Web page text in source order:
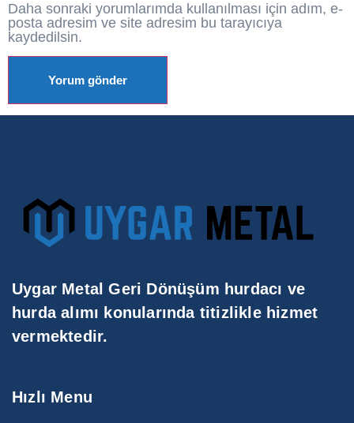
Daha sonraki yorumlarımda kullanılması için adım, e-
posta adresim ve site adresim bu tarayıcıya
kaydedilsin.
Uygar Metal Geri Dönüşüm hurdacı ve
hurda alımı konularında titizlikle hizmet
vermektedir.
Hızlı Menu